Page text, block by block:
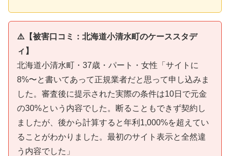
⚠️【被害口コミ：北海道小清水町のケーススタデ
ィ】
北海道小清水町・37歳・パート・女性「サイトに
8%〜と書いてあって正規業者だと思って申し込みま
した。審査後に提示された実際の条件は10日で元金
の30%という内容でした。断ることもできず契約し
ましたが、後から計算すると年利1,000%を超えてい
ることがわかりました。最初のサイト表示と全然違
う内容でした」